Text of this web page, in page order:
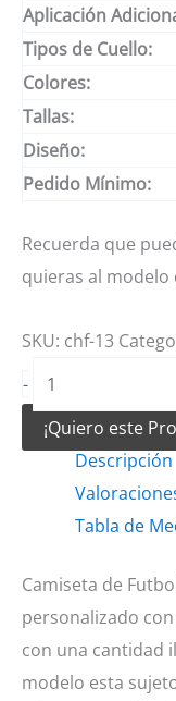
Aplicación
Tipos de Cuello:
Colores:
Tallas:
Diseño:
Pedido Mínimo:
Recuerda que
quieras al modelo
SKU: chf-13
-
Camiseta
de
Futbol
Deportes
Iquique
¡Quiero este
Descripción
Tabla de
Camiseta de
personalizado
con una cantidad
modelo esta